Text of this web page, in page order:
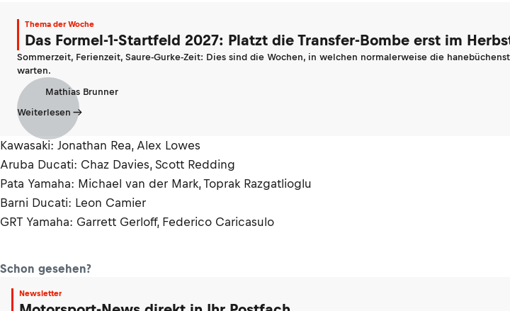
Thema der Woche
Das Formel-1-Startfeld 2027: Platzt die Transfer-Bombe erst im
Sommerzeit, Ferienzeit, Saure-Gurke-Zeit: Dies sind die Wochen, in welchen normalerweise die
warten.
Mathias Brunner
Weiterlesen
Kawasaki: Jonathan Rea, Alex Lowes
Aruba Ducati: Chaz Davies, Scott Redding
Pata Yamaha: Michael van der Mark, Toprak Razgatlioglu
Barni Ducati: Leon Camier
GRT Yamaha: Garrett Gerloff, Federico Caricasulo
Schon gesehen?
Newsletter